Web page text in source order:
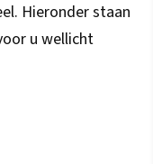
Hieronder staan
u wellicht